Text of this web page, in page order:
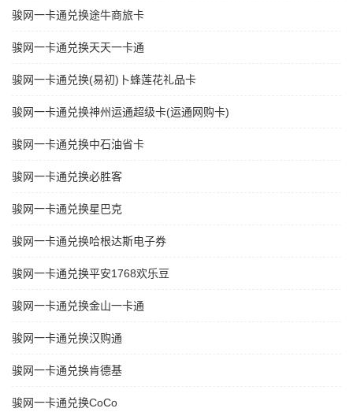
骏网一卡通兑换途牛商旅卡
骏网一卡通兑换天天一卡通
骏网一卡通兑换(易初)卜蜂莲花礼品卡
骏网一卡通兑换神州运通超级卡(运通网购卡)
骏网一卡通兑换中石油省卡
骏网一卡通兑换必胜客
骏网一卡通兑换星巴克
骏网一卡通兑换哈根达斯电子券
骏网一卡通兑换平安1768欢乐豆
骏网一卡通兑换金山一卡通
骏网一卡通兑换汉购通
骏网一卡通兑换肯德基
骏网一卡通兑换CoCo